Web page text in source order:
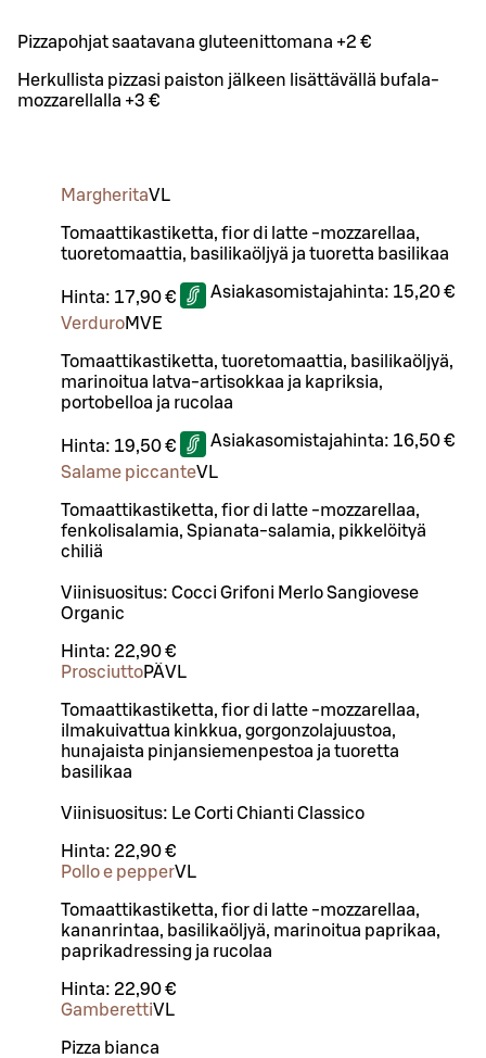
Pizzapohjat saatavana gluteenittomana +2 €
Herkullista pizzasi paiston jälkeen lisättävällä bufala-
mozzarellalla +3 €
MargheritaVL
Tomaattikastiketta, fior di latte -mozzarellaa,
tuoretomaattia, basilikaöljyä ja tuoretta basilikaa
Hinta: 17,90 € Asiakasomistajahinta: 15,20 €
VerduroMVE
Tomaattikastiketta, tuoretomaattia, basilikaöljyä,
marinoitua latva-artisokkaa ja kapriksia,
portobelloa ja rucolaa
Hinta: 19,50 € Asiakasomistajahinta: 16,50 €
Salame piccanteVL
Tomaattikastiketta, fior di latte -mozzarellaa,
fenkolisalamia, Spianata-salamia, pikkelöityä
chiliä
Viinisuositus: Cocci Grifoni Merlo Sangiovese
Organic
Hinta: 22,90 €
ProsciuttoPÄVL
Tomaattikastiketta, fior di latte -mozzarellaa,
ilmakuivattua kinkkua, gorgonzolajuustoa,
hunajaista pinjansiemenpestoa ja tuoretta
basilikaa
Viinisuositus: Le Corti Chianti Classico
Hinta: 22,90 €
Pollo e pepperVL
Tomaattikastiketta, fior di latte -mozzarellaa,
kananrintaa, basilikaöljyä, marinoitua paprikaa,
paprikadressing ja rucolaa
Hinta: 22,90 €
GamberettiVL
Pizza bianca